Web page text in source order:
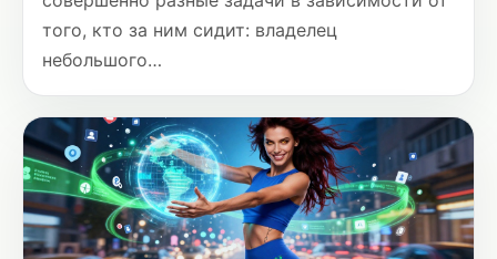
того, кто за ним сидит: владелец
небольшого…